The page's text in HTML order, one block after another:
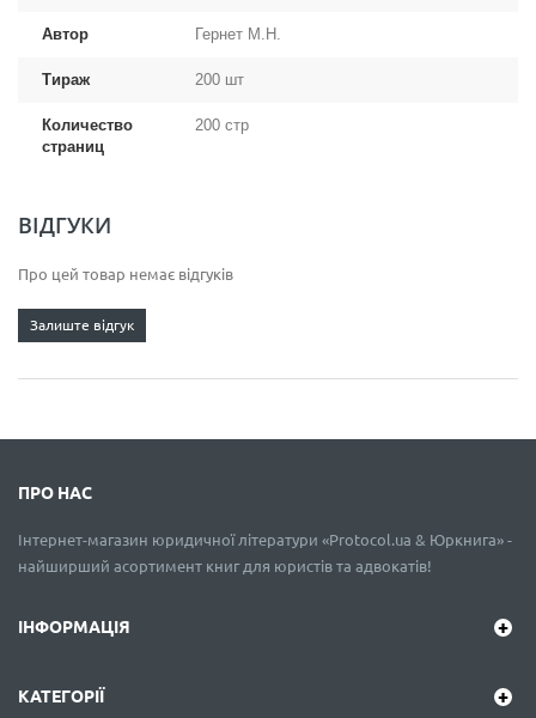
Автор Гернет М.Н.
Тираж 200 шт
Количество
страниц
200 стр
ВІДГУКИ
Про цей товар немає відгуків
Залиште відгук
ПРО НАС
Інтернет-магазин юридичної літератури «Protocol.ua & Юркнига» -
найширший асортимент книг для юристів та адвокатів!
ІНФОРМАЦІЯ
КАТЕГОРІЇ